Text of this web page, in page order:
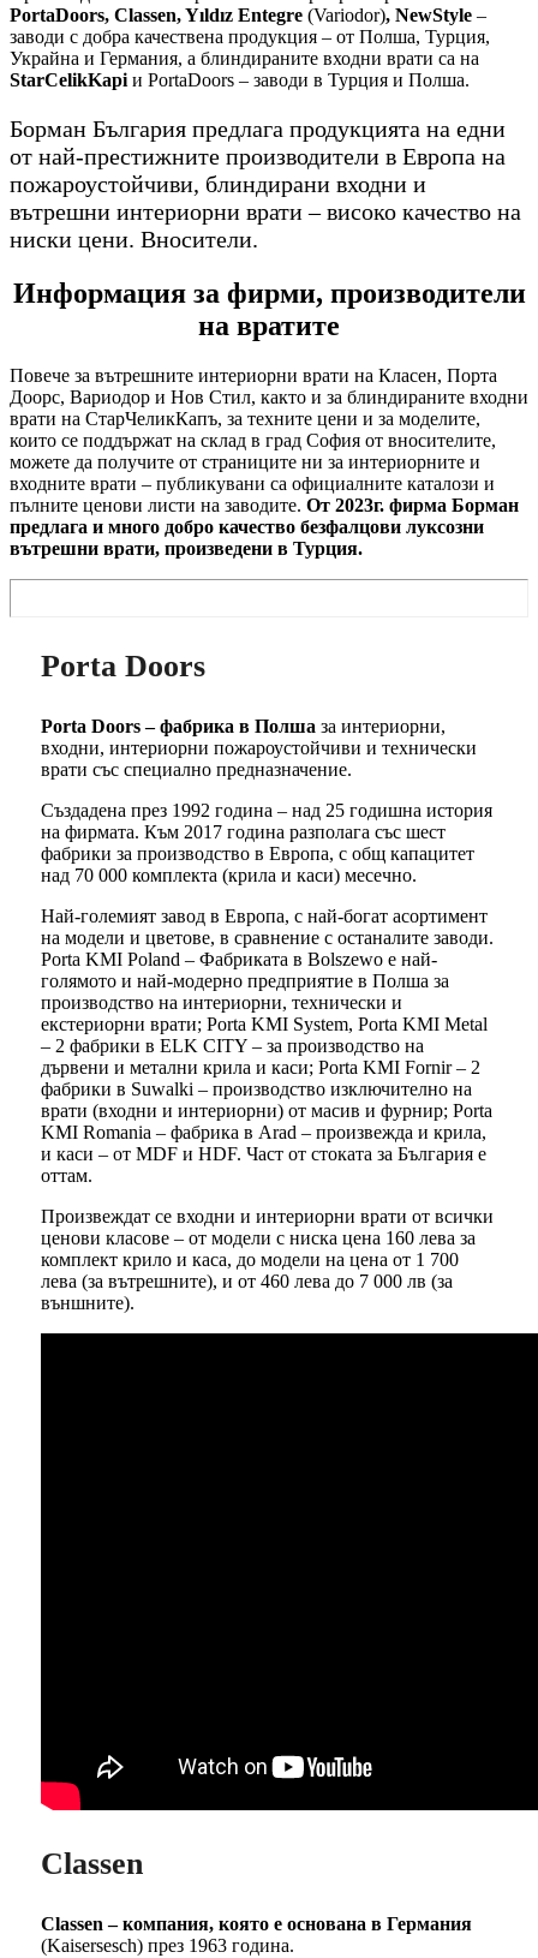
PortaDoors, Classen, Yıldız Entegre (Variodor), NewStyle –
заводи с добра качествена продукция – от Полша, Турция,
Украйна и Германия, а блиндираните входни врати са на
StarCelikKapi и PortaDoors – заводи в Турция и Полша.
Борман България предлага продукцията на едни
от най-престижните производители в Европа на
пожароустойчиви, блиндирани входни и
вътрешни интериорни врати – високо качество на
ниски цени. Вносители.
Информация за фирми, производители
на вратите
Повече за вътрешните интериорни врати на Класен, Порта
Доорс, Вариодор и Нов Стил, както и за блиндираните входни
врати на СтарЧеликКапъ, за техните цени и за моделите,
които се поддържат на склад в град София от вносителите,
можете да получите от страниците ни за интериорните и
входните врати – публикувани са официалните каталози и
пълните ценови листи на заводите. От 2023г. фирма Борман
предлага и много добро качество безфалцови луксозни
вътрешни врати, произведени в Турция.
Porta Doors
Porta Doors – фабрика в Полша за интериорни,
входни, интериорни пожароустойчиви и технически
врати със специално предназначение.
Създадена през 1992 година – над 25 годишна история
на фирмата. Към 2017 година разполага със шест
фабрики за производство в Европа, с общ капацитет
над 70 000 комплекта (крила и каси) месечно.
Най-големият завод в Европа, с най-богат асортимент
на модели и цветове, в сравнение с останалите заводи.
Porta KMI Poland – Фабриката в Bolszewo е най-
голямото и най-модерно предприятие в Полша за
производство на интериорни, технически и
екстериорни врати; Porta KMI System, Porta KMI Metal
– 2 фабрики в ELK CITY – за производство на
дървени и метални крила и каси; Porta KMI Fornir – 2
фабрики в Suwalki – производство изключително на
врати (входни и интериорни) от масив и фурнир; Porta
KMI Romania – фабрика в Arad – произвежда и крила,
и каси – от MDF и HDF. Част от стоката за България е
оттам.
Произвеждат се входни и интериорни врати от всички
ценови класове – от модели с ниска цена 160 лева за
комплект крило и каса, до модели на цена от 1 700
лева (за вътрешните), и от 460 лева до 7 000 лв (за
външните).
Classen
Classen – компания, която е основана в Германия
(Kaisersesch) през 1963 година.